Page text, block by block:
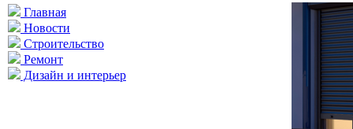
Главная
Новости
Строительство
Ремонт
Дизайн и интерьер